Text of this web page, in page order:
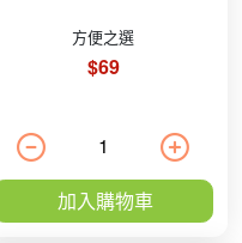
方便之選
$69
加入購物車